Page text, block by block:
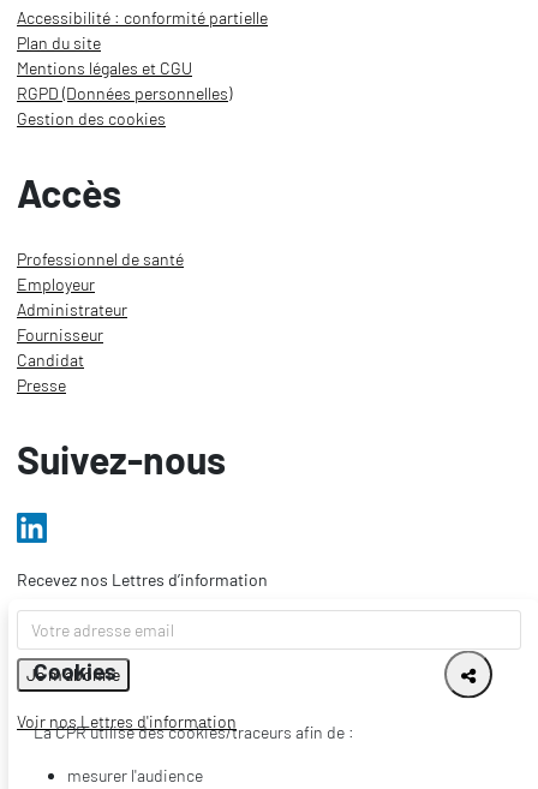
Cookies
La CPR utilise des cookies/traceurs afin de :
mesurer l'audience
Accessibilité : conformité partielle
Plan du site
Mentions légales et CGU
RGPD (Données personnelles)
Gestion des cookies
Accès
Professionnel de santé
Employeur
Administrateur
Fournisseur
Candidat
Presse
Suivez-nous
Recevez nos Lettres d’information
Voir nos Lettres d'information